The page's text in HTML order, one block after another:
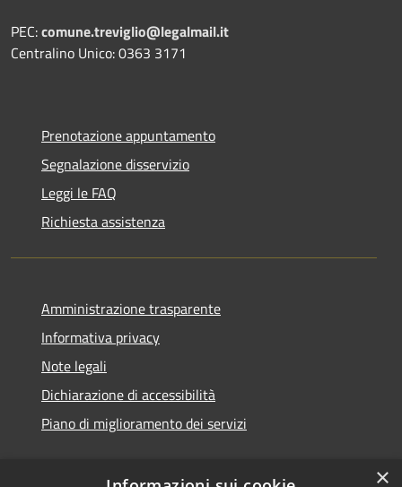
PEC:comune.treviglio@legalmail.it
Centralino Unico: 0363 3171
Prenotazione appuntamento
Segnalazione disservizio
Leggi le FAQ
Richiesta assistenza
Amministrazione trasparente
Informativa privacy
Note legali
Dichiarazione di accessibilità
Piano di miglioramento dei servizi
×